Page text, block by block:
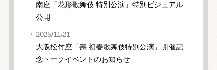
南座「花形歌舞伎 特別公演」特別ビジュアル
公開
2025/11/21
大阪松竹座「壽 初春歌舞伎特別公演」開催記
念トークイベントのお知らせ